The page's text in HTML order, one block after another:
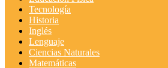
Tecnología
Historia
Inglés
Lenguaje
Ciencias Naturales
Matemáticas